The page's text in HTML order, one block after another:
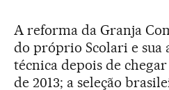
A reforma da Granja
do próprio Scolari e sua
técnica depois de
de 2013; a seleção